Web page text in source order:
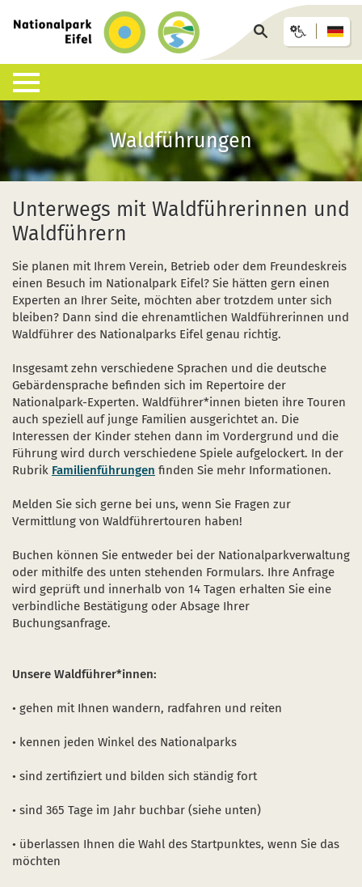
Startseite
Seite
durchsuchen
Lebensraum Nationalpark
Was ist ein Nationalpark?
Besondere Tiere und Pflanzen
Artenliste
Lebensräume
Geologie, Böden und Klima
Forschung im Nationalpark
Naturentwicklung
Absterbende Fichten machen Platz für heimische
Der Wolf kehrt zurück
Nationalpark erleben
Veranstaltungen
Aktuelles
Geführte Wanderungen
Auf eigene Faust
Wandervorschläge
Wildnis-Trail
Kinder, Jugendliche und Familien
Schulen und Kitas
Barrierefrei unterwegs
Sternenpark
Erlebnisregion Nationalpark Eifel
Infohäuser & Einrichtungen
Nationalpark-Zentrum Eifel
Nationalpark-Tore
Nationalpark-Infopunkte
Wildniswerkstatt Düttling
Natur-Erlebnis-Treff (NEsT) Jugendwaldheim
Nationalpark-Schulen
Nationalpark-Kitas
Anreise & Unterkunft
Anreise
Nationalpark-Gastgeber
Arrangements & Pauschalen
GästeCard
Fahrtziel Natur
Infothek
Pressemitteilungen
Sozioökonomisches Monitoring
Downloads
Motorradfahrende
Einsatz von Drohnen
Fan-Artikel zum Nationalpark
Bücher und Karten
Kurzfilme
Afrikanische Schweinepest
FAQ
einem neuen Fenster)
sich in einem neuen Fenster)
sich in einem neuen Fenster)
Waldführungen
Unterwegs mit Waldführerinnen und
Waldführern
Sie planen mit Ihrem Verein, Betrieb oder dem Freundeskreis
einen Besuch im Nationalpark Eifel? Sie hätten gern einen
Experten an Ihrer Seite, möchten aber trotzdem unter sich
bleiben? Dann sind die ehrenamtlichen Waldführerinnen und
Waldführer des Nationalparks Eifel genau richtig.
Insgesamt zehn verschiedene Sprachen und die deutsche
Gebärdensprache befinden sich im Repertoire der
Nationalpark-Experten. Waldführer*innen bieten ihre Touren
auch speziell auf junge Familien ausgerichtet an. Die
Interessen der Kinder stehen dann im Vordergrund und die
Führung wird durch verschiedene Spiele aufgelockert. In der
Rubrik Familienführungen finden Sie mehr Informationen.
Melden Sie sich gerne bei uns, wenn Sie Fragen zur
Vermittlung von Waldführertouren haben!
Buchen können Sie entweder bei der Nationalparkverwaltung
oder mithilfe des unten stehenden Formulars. Ihre Anfrage
wird geprüft und innerhalb von 14 Tagen erhalten Sie eine
verbindliche Bestätigung oder Absage Ihrer
Buchungsanfrage.
Unsere Waldführer*innen:
• gehen mit Ihnen wandern, radfahren und reiten
• kennen jeden Winkel des Nationalparks
• sind zertifiziert und bilden sich ständig fort
• sind 365 Tage im Jahr buchbar (siehe unten)
• überlassen Ihnen die Wahl des Startpunktes, wenn Sie das
möchten